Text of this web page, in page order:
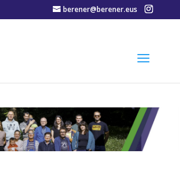
berener@berener.eus